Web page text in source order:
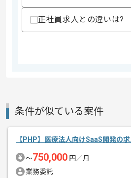
スキルに不
メント
金融、クレ
正社員求人との違いは?
条件が似ている案件
【PHP】医療法人向けSaaS開発の
〜750,000 円／月
業務委託